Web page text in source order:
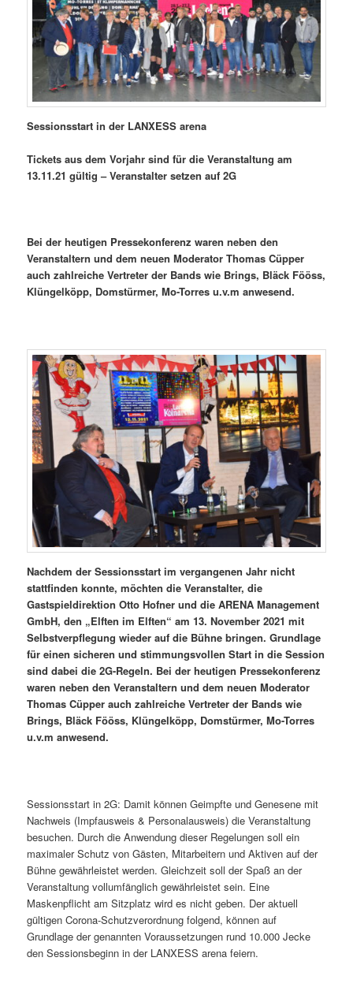
Sessionsstart in der LANXESS arena
Tickets aus dem Vorjahr sind für die Veranstaltung am
13.11.21 gültig – Veranstalter setzen auf 2G
Bei der heutigen Pressekonferenz waren neben den
Veranstaltern und dem neuen Moderator Thomas Cüpper
auch zahlreiche Vertreter der Bands wie Brings, Bläck Fööss,
Klüngelköpp, Domstürmer, Mo-Torres u.v.m anwesend.
Nachdem der Sessionsstart im vergangenen Jahr nicht
stattfinden konnte, möchten die Veranstalter, die
Gastspieldirektion Otto Hofner und die ARENA Management
GmbH, den „Elften im Elften“ am 13. November 2021 mit
Selbstverpflegung wieder auf die Bühne bringen. Grundlage
für einen sicheren und stimmungsvollen Start in die Session
sind dabei die 2G-Regeln. Bei der heutigen Pressekonferenz
waren neben den Veranstaltern und dem neuen Moderator
Thomas Cüpper auch zahlreiche Vertreter der Bands wie
Brings, Bläck Fööss, Klüngelköpp, Domstürmer, Mo-Torres
u.v.m anwesend.
Sessionsstart in 2G: Damit können Geimpfte und Genesene mit
Nachweis (Impfausweis & Personalausweis) die Veranstaltung
besuchen. Durch die Anwendung dieser Regelungen soll ein
maximaler Schutz von Gästen, Mitarbeitern und Aktiven auf der
Bühne gewährleistet werden. Gleichzeit soll der Spaß an der
Veranstaltung vollumfänglich gewährleistet sein. Eine
Maskenpflicht am Sitzplatz wird es nicht geben. Der aktuell
gültigen Corona-Schutzverordnung folgend, können auf
Grundlage der genannten Voraussetzungen rund 10.000 Jecke
den Sessionsbeginn in der LANXESS arena feiern.